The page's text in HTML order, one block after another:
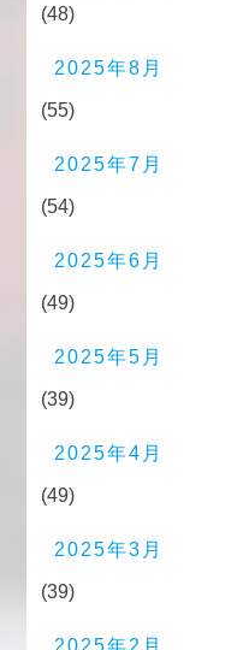
(48)
2025年8月
(55)
2025年7月
(54)
2025年6月
(49)
2025年5月
(39)
2025年4月
(49)
2025年3月
(39)
2025年2月